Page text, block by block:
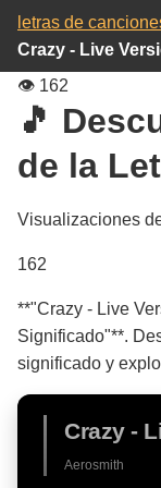
letras de
Crazy - Live
👁️ 162
🎵
de la
Visualizaciones
162
**"Crazy - Live
Significado"**.
significado y
Crazy -
Aerosmith